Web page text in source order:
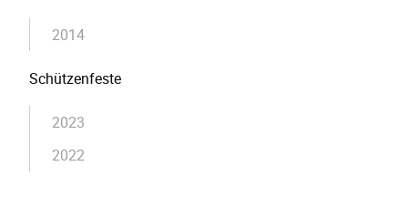
2014
Schützenfeste
2023
2022